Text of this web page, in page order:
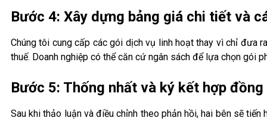
Bước 4: Xây dựng bảng giá chi tiết và
Chúng tôi cung cấp các gói dịch vụ linh hoạt thay vì chỉ đưa
thuế. Doanh nghiệp có thể căn cứ ngân sách để lựa chọn gói
Bước 5: Thống nhất và ký kết hợp đồng
Sau khi thảo luận và điều chỉnh theo phản hồi, hai bên sẽ